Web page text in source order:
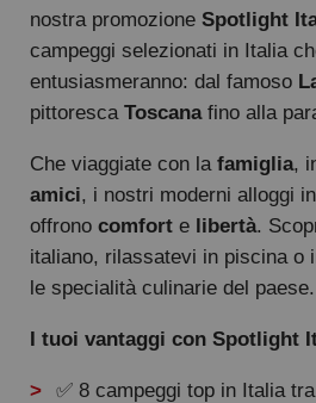
nostra promozione Spotlight
campeggi selezionati in Italia
entusiasmeranno: dal famoso
pittoresca Toscanafino alla
Che viaggiate con la famiglia,
amici, i nostri moderni alloggi
offrono comfort e libertà.
italiano, rilassatevi in piscina o
le specialità culinarie del paese.
I tuoi vantaggi con Spotlight
✅ 8 campeggi top in Italia